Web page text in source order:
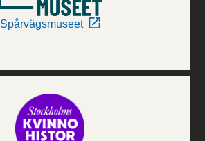
Spårvägsmuseet